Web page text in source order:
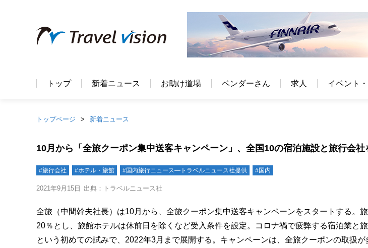
トップ 新着ニュース お助け道場 ベンダーさん 求人 イベント
トップページ 新着ニュース
10月から「全旅クーポン集中送客キャンペーン」、全国10の宿泊施設と旅行会社
#旅行会社 #ホテル・旅館 #国内旅行ニュース―トラベルニュース社提供 #国内
2021年9月15日 出典：トラベルニュース社
全旅（中間幹夫社長）は10月から、全旅クーポン集中送客キャンペーンをスタートする。
20％とし、旅館ホテルは休前日を除くなど受入条件を設定。コロナ禍で疲弊する宿泊業と
という初めての試みで、2022年3月まで展開する。キャンペーンは、全旅クーポンの取扱